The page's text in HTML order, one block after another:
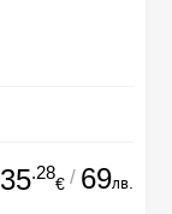
35.28
€ / 69лв.